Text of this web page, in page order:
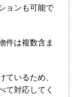
ョンも可能で
件は複数含ま
ているため、
て対応してく